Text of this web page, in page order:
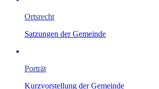
Ortsrecht
Satzungen der Gemeinde
Porträt
Kurzvorstellung der Gemeinde